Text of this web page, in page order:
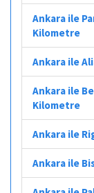
Ankara ile
Kilometre
Ankara ile
Ankara ile
Kilometre
Ankara ile
Ankara ile